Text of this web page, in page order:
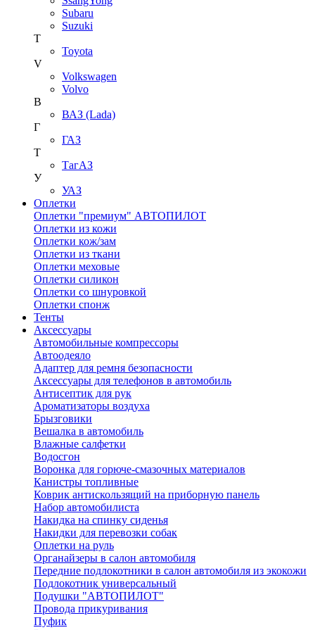
Subaru
Suzuki
T
Toyota
V
Volkswagen
Volvo
В
ВАЗ (Lada)
Г
ГАЗ
Т
ТагАЗ
У
УАЗ
Оплетки
Оплетки "премиум" АВТОПИЛОТ
Оплетки из кожи
Оплетки кож/зам
Оплетки из ткани
Оплетки меховые
Оплетки силикон
Оплетки со шнуровкой
Оплетки спонж
Тенты
Аксессуары
Автомобильные компрессоры
Автоодеяло
Адаптер для ремня безопасности
Аксессуары для телефонов в автомобиль
Антисептик для рук
Ароматизаторы воздуха
Брызговики
Вешалка в автомобиль
Влажные салфетки
Водосгон
Воронка для горюче-смазочных материалов
Канистры топливные
Коврик антискользящий на приборную панель
Набор автомобилиста
Накидка на спинку сиденья
Накидки для перевозки собак
Оплетки на руль
Органайзеры в салон автомобиля
Передние подлокотники в салон автомобиля из экокожи
Подлокотник универсальный
Подушки "АВТОПИЛОТ"
Провода прикуривания
Пуфик